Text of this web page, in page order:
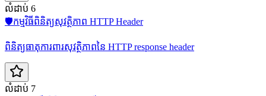
លំដាប់ 6
🛡️កម្មវិធីពិនិត្យសុវត្ថិភាព HTTP Header
ពិនិត្យធាតុការពារសុវត្ថិភាពនៃ HTTP response header
លំដាប់ 7